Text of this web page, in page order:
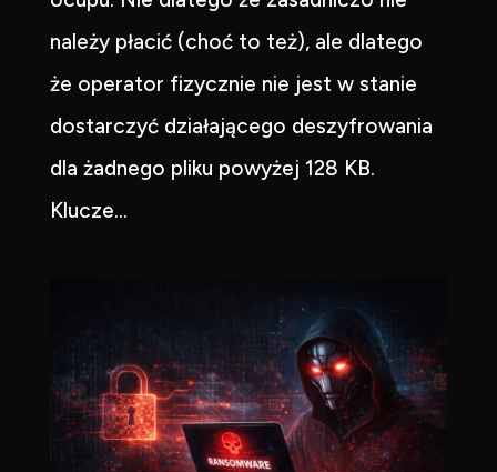
należy płacić (choć to też), ale dlatego
że operator fizycznie nie jest w stanie
dostarczyć działającego deszyfrowania
dla żadnego pliku powyżej 128 KB.
Klucze...